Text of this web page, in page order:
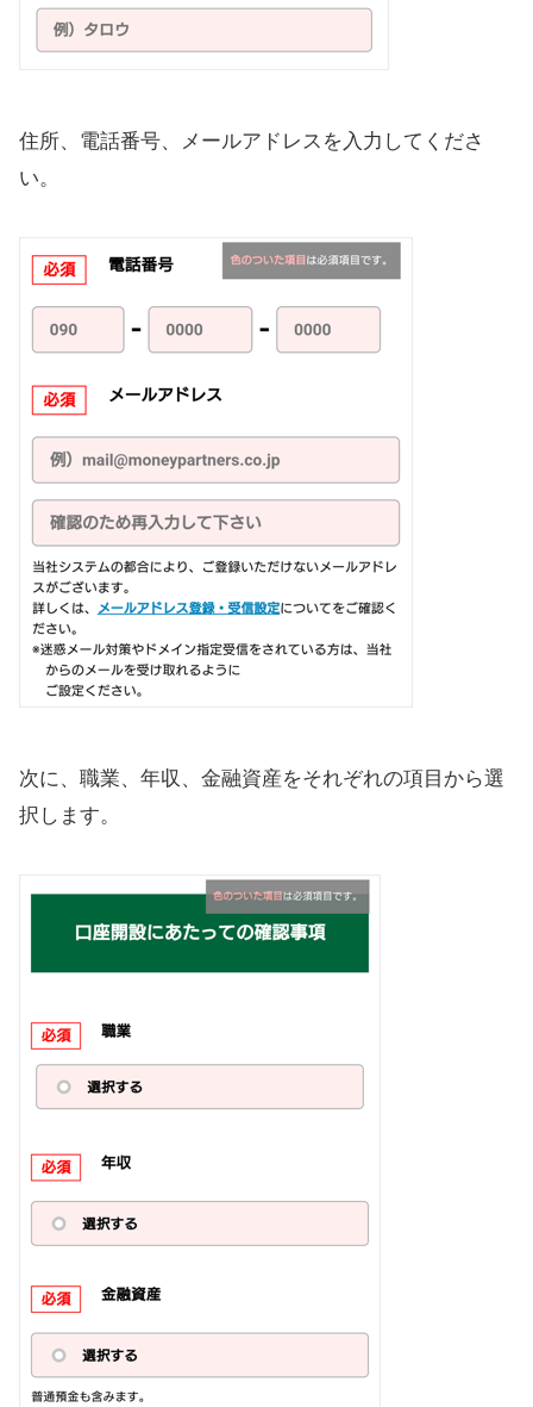
住所、電話番号、メールアドレスを入力してくださ
い。
次に、職業、年収、金融資産をそれぞれの項目から選
択します。